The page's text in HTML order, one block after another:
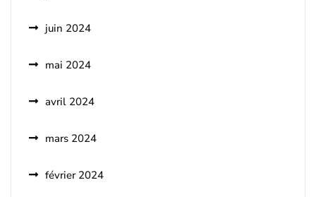
juin 2024
mai 2024
avril 2024
mars 2024
février 2024